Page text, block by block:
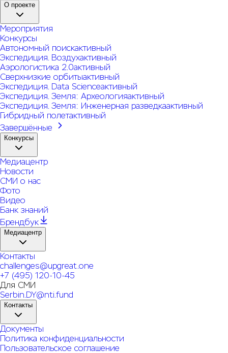
О проекте
Мероприятия
Конкурсы
Автономный поискактивный
Экспедиция. Воздухактивный
Аэрологистика 2.0активный
Сверхнизкие орбитыактивный
Экспедиция. Data Scienceактивный
Экспедиция. Земля: Археологияактивный
Экспедиция. Земля: Инженерная разведкаактивный
Гибридный полетактивный
Завершённые
Конкурсы
Медиацентр
Новости
СМИ о нас
Фото
Видео
Банк знаний
Брендбук
Медиацентр
Контакты
challenges@upgreat.one
+7 (495) 120-10-45
Для СМИ
Serbin.DY@nti.fund
Контакты
Документы
Политика конфиденциальности
Пользовательское соглашение